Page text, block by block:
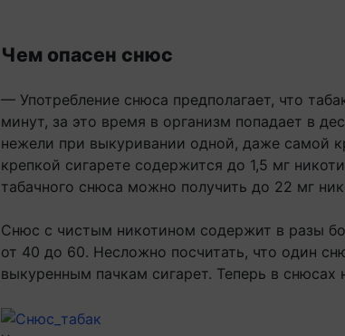
Чем опасен снюс
— Употребление снюса предполагает, что
минут, за это время в организм попадает в
нежели при выкуривании одной, даже самой
крепкой сигарете содержится до 1,5 мг
табачного снюса можно получить до 22 мг
Снюс с чистым никотином содержит в разы
от 40 до 60. Несложно посчитать, что один
выкуренным пачкам сигарет. Теперь в снюсах